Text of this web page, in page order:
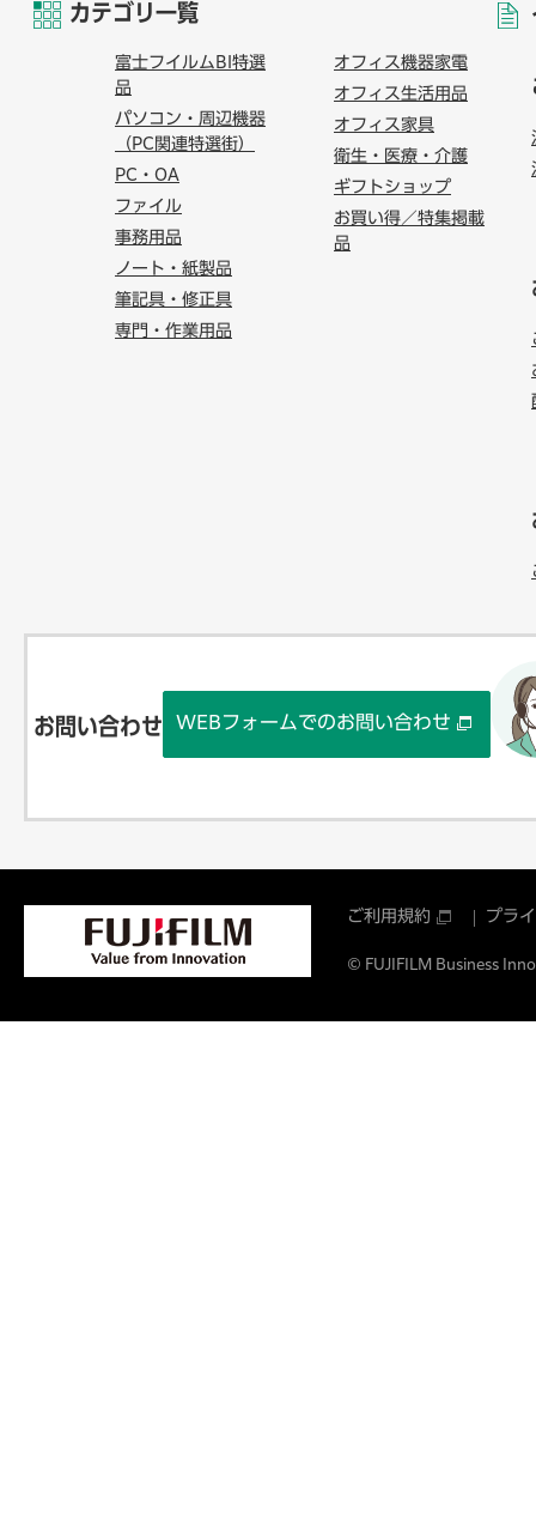
カテゴリ一覧
富士フイルムBI特選
品
パソコン・周辺機器
（PC関連特選街）
PC・OA
ファイル
事務用品
ノート・紙製品
筆記具・修正具
専門・作業用品
オフィス機器家電
オフィス生活用品
オフィス家具
衛生・医療・介護
ギフトショップ
お買い得／特集掲載
品
お問い合わせ WEBフォームでのお問い合わせ
ご利用規約 プラ
© FUJIFILM Business